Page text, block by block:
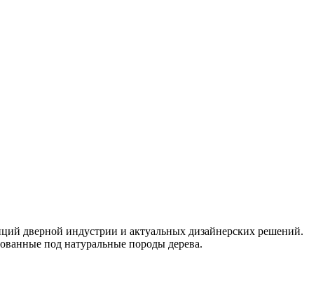
дверной индустрии и актуальных дизайнерских решений.
под натуральные породы дерева.